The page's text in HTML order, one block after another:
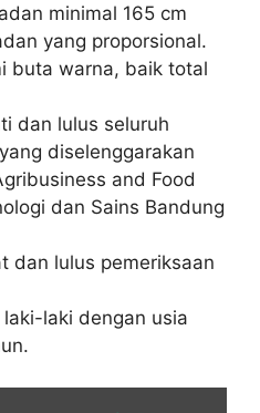
minimal 165 cm
yang proporsional.
buta warna, baik total
dan lulus seluruh
diselenggarakan
and Food
dan Sains Bandung
dan lulus pemeriksaan
laki dengan usia